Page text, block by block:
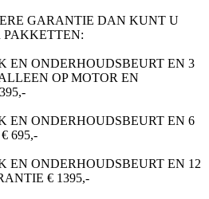
GARANTIE DAN KUNT U
EN ONDERHOUDSBEURT EN 3
OP MOTOR EN
EN ONDERHOUDSBEURT EN 6
695,-
EN ONDERHOUDSBEURT EN 12
€ 1395,-